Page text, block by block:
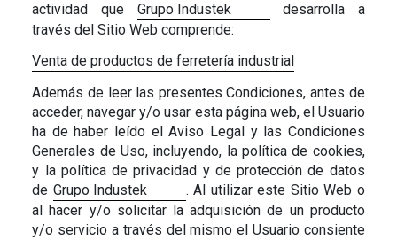
actividad que Grupo Industek
desarrolla a
través del Sitio Web comprende:
Venta de productos de ferretería industrial
Además de leer las presentes Condiciones, antes de
acceder, navegar y/o usar esta página web, el Usuario
ha de haber leído el Aviso Legal y las Condiciones
Generales de Uso, incluyendo, la política de cookies,
y la política de privacidad y de protección de datos
de Grupo Industek
. Al utilizar este Sitio Web o
al hacer y/o solicitar la adquisición de un producto
y/o servicio a través del mismo el Usuario consiente